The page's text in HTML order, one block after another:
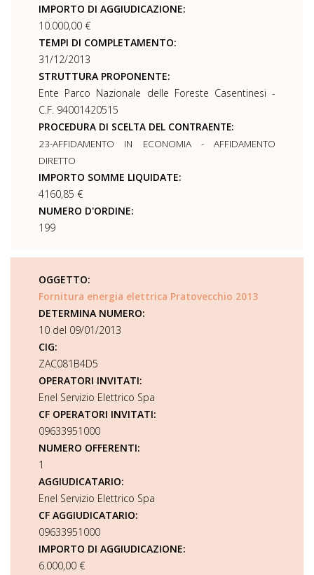
IMPORTO DI AGGIUDICAZIONE:
10.000,00 €
TEMPI DI COMPLETAMENTO:
31/12/2013
STRUTTURA PROPONENTE:
Ente Parco Nazionale delle Foreste Casentinesi -
C.F. 94001420515
PROCEDURA DI SCELTA DEL CONTRAENTE:
23-AFFIDAMENTO IN ECONOMIA - AFFIDAMENTO
DIRETTO
IMPORTO SOMME LIQUIDATE:
4160,85 €
NUMERO D'ORDINE:
199
OGGETTO:
Fornitura energia elettrica Pratovecchio 2013
DETERMINA NUMERO:
10 del 09/01/2013
CIG:
ZAC081B4D5
OPERATORI INVITATI:
Enel Servizio Elettrico Spa
CF OPERATORI INVITATI:
09633951000
NUMERO OFFERENTI:
1
AGGIUDICATARIO:
Enel Servizio Elettrico Spa
CF AGGIUDICATARIO:
09633951000
IMPORTO DI AGGIUDICAZIONE:
6.000,00 €